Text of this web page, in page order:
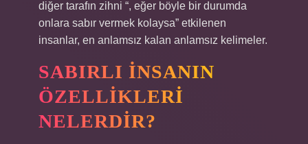
diğer tarafın zihni “, eğer böyle bir durumda
onlara sabır vermek kolaysa” etkilenen
insanlar, en anlamsız kalan anlamsız kelimeler.
SABIRLI INSANIN
ÖZELLIKLERI
NELERDIR?